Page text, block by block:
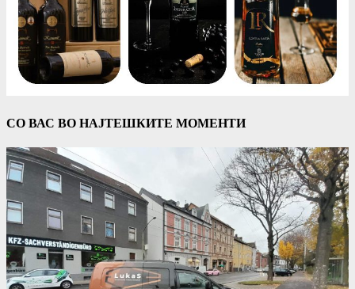
СО ВАС ВО НАЈТЕШКИТЕ МОМЕНТИ